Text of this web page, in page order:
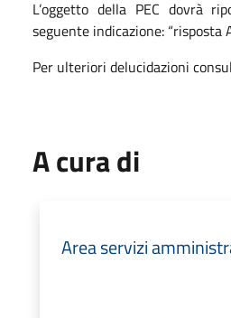
L’oggetto della PEC dovrà
seguente indicazione: “risposta
Per ulteriori delucidazioni
A cura di
Area servizi